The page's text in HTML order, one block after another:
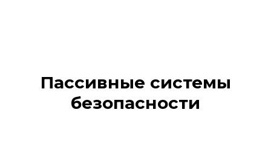
Пассивные системы
безопасности